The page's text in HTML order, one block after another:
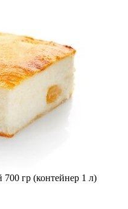
700 гр (контейнер 1 л)